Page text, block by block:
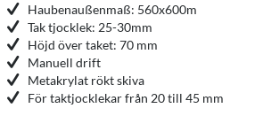
Haubenaußenmaß: 560x600m
Tak tjocklek: 25-30mm
Höjd över taket: 70 mm
Manuell drift
Metakrylat rökt skiva
För taktjocklekar från 20 till 45 mm